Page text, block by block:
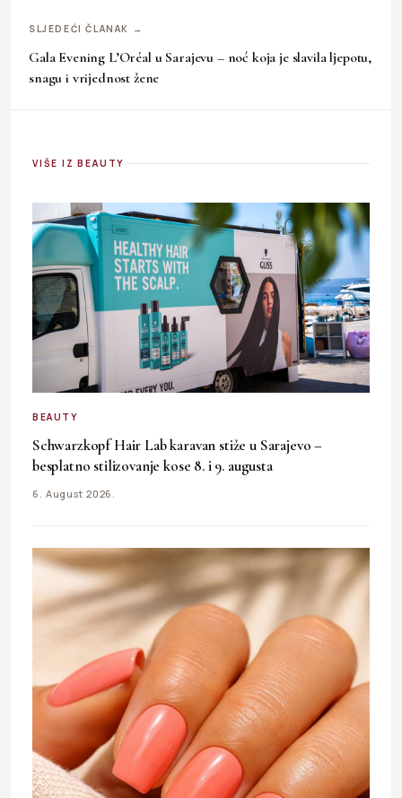
SLJEDEĆI ČLANAK →
Gala Evening L’Oréal u Sarajevu – noć koja je slavila ljepotu,
snagu i vrijednost žene
VIŠE IZ BEAUTY
BEAUTY
Schwarzkopf Hair Lab karavan stiže u Sarajevo –
besplatno stilizovanje kose 8. i 9. augusta
6. August 2026.